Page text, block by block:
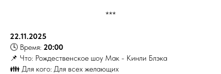
***
22.11.2025
🕓 Время: 20:00
📌 Что: Рождественское шоу Мак - Кинли Блэка
👪 Для кого: Для всех желающих